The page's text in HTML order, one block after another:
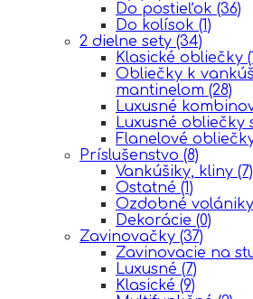
Do postieľok (36)
Do kolísok (1)
2 dielne sety (34)
Klasické obliečky
Obliečky k
mantinelom (28)
Luxusné
Luxusné obliečky
Flanelové
Príslušenstvo (8)
Vankúšiky, kliny (7)
Ostatné (1)
Ozdobné volániky
Dekorácie (0)
Zavinovačky (37)
Zavinovacie na
Luxusné (7)
Klasické (9)